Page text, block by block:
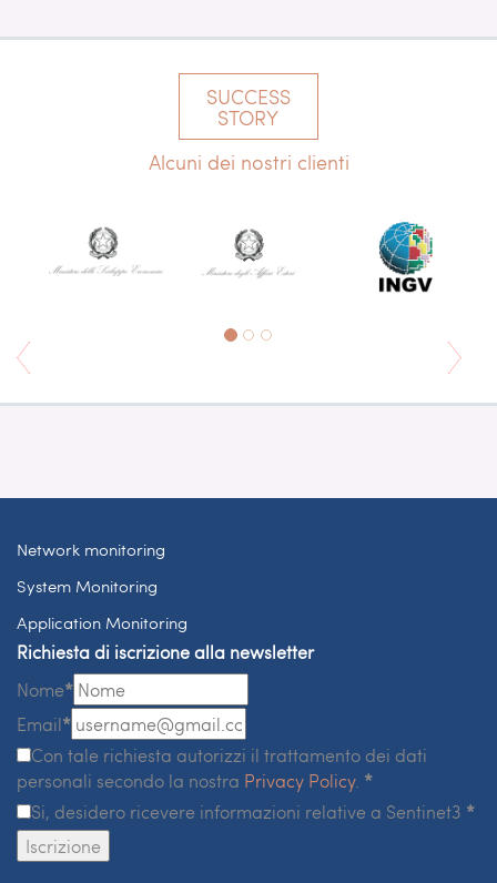
SUCCESS
STORY
Alcuni dei nostri clienti
Network monitoring
System Monitoring
Application Monitoring
Richiesta di iscrizione alla newsletter
Nome*
Email*
Con tale richiesta autorizzi il trattamento dei dati
personali secondo la nostra Privacy Policy. *
Si, desidero ricevere informazioni relative a Sentinet3 *
Iscrizione